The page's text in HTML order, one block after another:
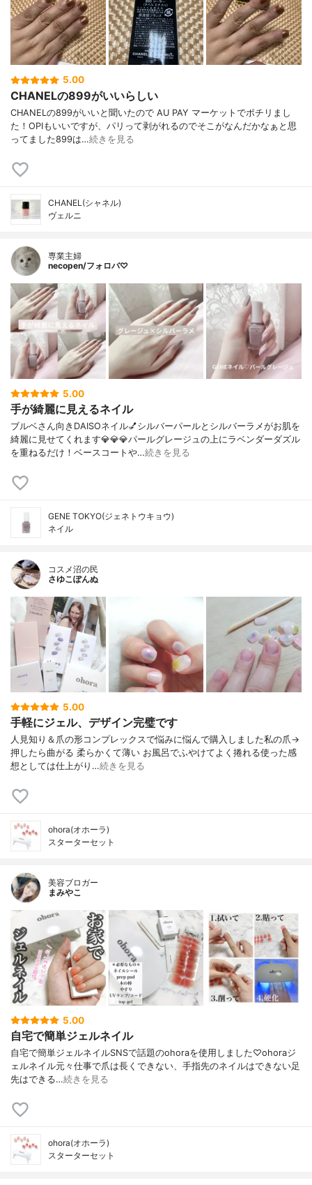
5.00
CHANELの899がいいらしい
CHANELの899がいいと聞いたので AU PAY マーケットでポチリまし
た！OPIもいいですが、パリって剥がれるのでそこがなんだかなぁと思
ってました899は…続きを見る
CHANEL(シャネル)
ヴェルニ
専業主婦
necopen/フォロバ♡
5.00
手が綺麗に見えるネイル
ブルベさん向きDAISOネイル💅シルバーパールとシルバーラメがお肌を
綺麗に見せてくれます💎💎💎パールグレージュの上にラベンダーダズル
を重ねるだけ！ベースコートや…続きを見る
GENE TOKYO(ジェネトウキョウ)
ネイル
コスメ沼の民
さゆこぽんぬ
5.00
手軽にジェル、デザイン完璧です
人見知り＆爪の形コンプレックスで悩みに悩んで購入しました私の爪→
押したら曲がる 柔らかくて薄い お風呂でふやけてよく捲れる使った感
想としては仕上がり…続きを見る
ohora(オホーラ)
スターターセット
美容ブロガー
まみやこ
5.00
自宅で簡単ジェルネイル
自宅で簡単ジェルネイルSNSで話題のohoraを使用しました♡⁡⁡⁡ohoraジ
ェルネイル⁡⁡元々仕事で爪は長くできない、手指先のネイルはできない⁡足
先はできる…続きを見る
ohora(オホーラ)
スターターセット